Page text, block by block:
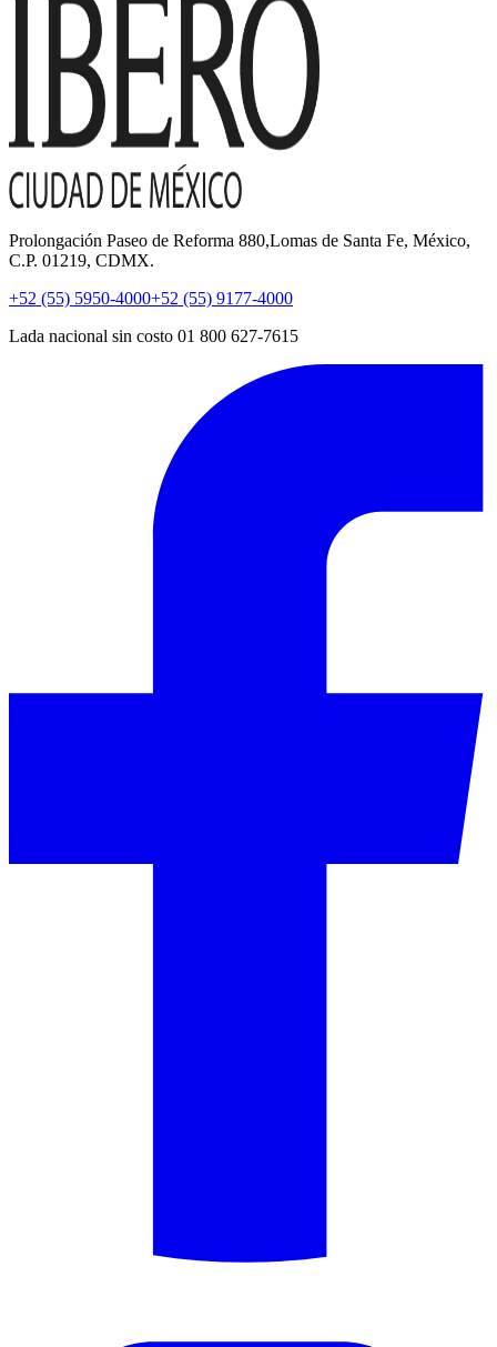
Prolongación Paseo de Reforma 880,Lomas de Santa Fe, México,
C.P. 01219, CDMX.
+52 (55) 5950-4000+52 (55) 9177-4000
Lada nacional sin costo 01 800 627-7615